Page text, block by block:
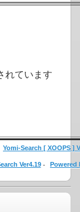
れています
Yomi-Search [ XOOPS ]
Ver4.19- Powered